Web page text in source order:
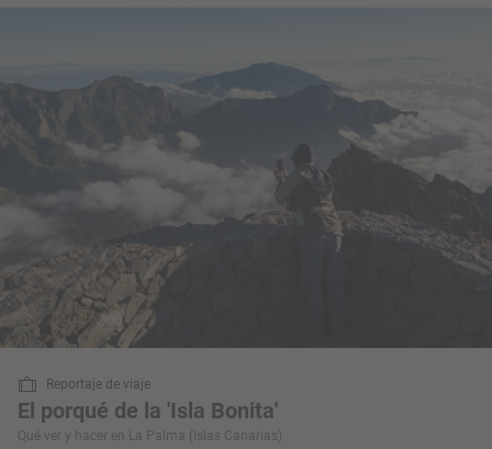
Reportaje de viaje
El porqué de la 'Isla Bonita'
Qué ver y hacer en La Palma (Islas Canarias)